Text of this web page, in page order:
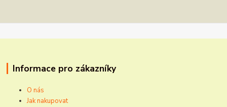
Informace pro zákazníky
O nás
Jak nakupovat